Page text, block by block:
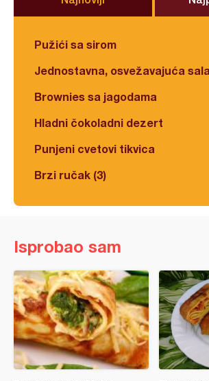
Pužići sa sirom
Jednostavna, osvežavajuća
Brownies sa jagodama
Hladni čokoladni dezert
Punjeni cvetovi tikvica
Brzi ručak (3)
Isprobao sam